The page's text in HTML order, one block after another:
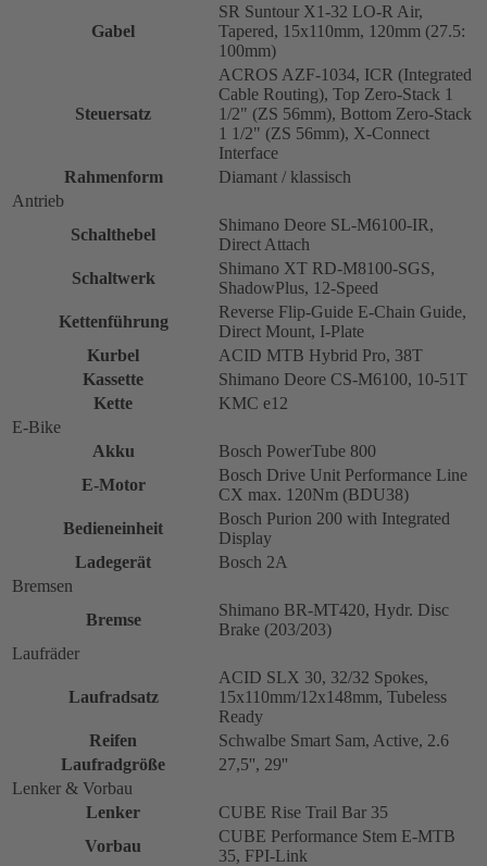
Gabel
SR Suntour X1-32 LO-R Air,
Tapered, 15x110mm, 120mm (27.5:
100mm)
Steuersatz
ACROS AZF-1034, ICR (Integrated
Cable Routing), Top Zero-Stack 1
1/2" (ZS 56mm), Bottom Zero-Stack
1 1/2" (ZS 56mm), X-Connect
Interface
Rahmenform
Diamant / klassisch
Antrieb
Schalthebel
Shimano Deore SL-M6100-IR,
Direct Attach
Schaltwerk
Shimano XT RD-M8100-SGS,
ShadowPlus, 12-Speed
Kettenführung
Reverse Flip-Guide E-Chain Guide,
Direct Mount, I-Plate
Kurbel
ACID MTB Hybrid Pro, 38T
Kassette
Shimano Deore CS-M6100, 10-51T
Kette
KMC e12
E-Bike
Akku
Bosch PowerTube 800
E-Motor
Bosch Drive Unit Performance Line
CX max. 120Nm (BDU38)
Bedieneinheit
Bosch Purion 200 with Integrated
Display
Ladegerät
Bosch 2A
Bremsen
Bremse
Shimano BR-MT420, Hydr. Disc
Brake (203/203)
Laufräder
Laufradsatz
ACID SLX 30, 32/32 Spokes,
15x110mm/12x148mm, Tubeless
Ready
Reifen
Schwalbe Smart Sam, Active, 2.6
Laufradgröße
27,5'', 29''
Lenker & Vorbau
Lenker
CUBE Rise Trail Bar 35
Vorbau
CUBE Performance Stem E-MTB
35, FPI-Link